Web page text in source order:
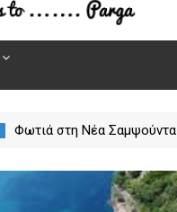
Φωτιά στη Νέα Σαμψούντα